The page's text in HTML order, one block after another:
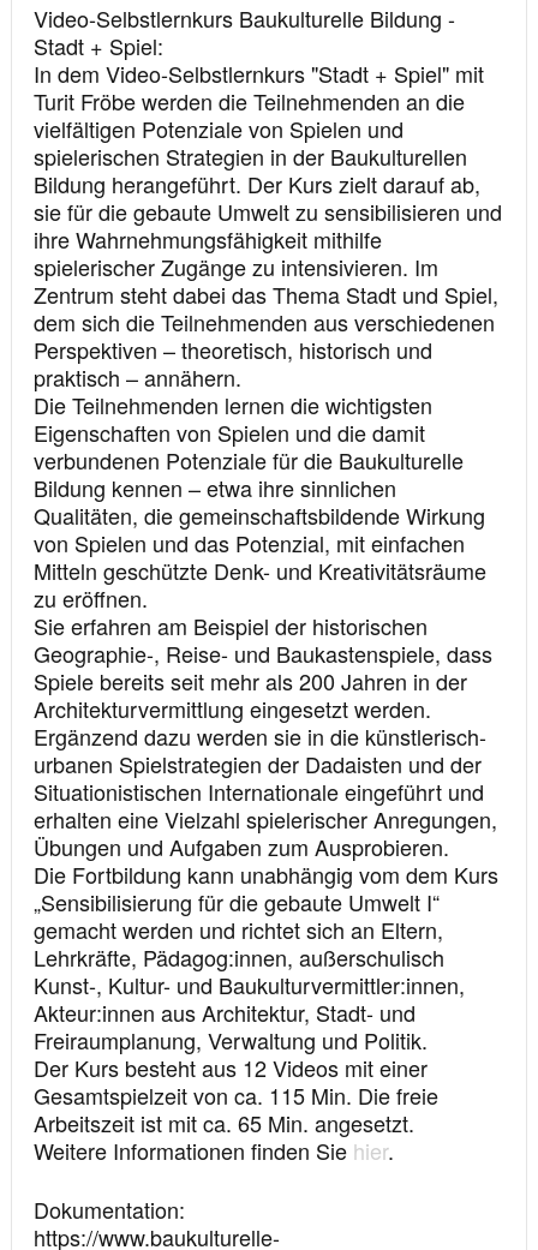
Video-Selbstlernkurs Baukulturelle Bildung -
Stadt + Spiel
In dem Video-Selbstlernkurs "Stadt + Spiel" mit
Turit Fröbe werden die Teilnehmenden an die
vielfältigen Potenziale von Spielen und
spielerischen Strategien in der Baukulturellen
Bildung herangeführt. Der Kurs zielt darauf ab,
sie für die gebaute Umwelt zu sensibilisieren und
ihre Wahrnehmungsfähigkeit mithilfe
spielerischer Zugänge zu intensivieren. Im
Zentrum steht dabei das Thema Stadt und Spiel,
dem sich die Teilnehmenden aus verschiedenen
Perspektiven – theoretisch, historisch und
praktisch – annähern.
Die Teilnehmenden lernen die wichtigsten
Eigenschaften von Spielen und die damit
verbundenen Potenziale für die Baukulturelle
Bildung kennen – etwa ihre sinnlichen
Qualitäten, die gemeinschaftsbildende Wirkung
von Spielen und das Potenzial, mit einfachen
Mitteln geschützte Denk- und Kreativitätsräume
zu eröffnen.
Sie erfahren am Beispiel der historischen
Geographie-, Reise- und Baukastenspiele, dass
Spiele bereits seit mehr als 200 Jahren in der
Architekturvermittlung eingesetzt werden.
Ergänzend dazu werden sie in die künstlerisch-
urbanen Spielstrategien der Dadaisten und der
Situationistischen Internationale eingeführt und
erhalten eine Vielzahl spielerischer Anregungen,
Übungen und Aufgaben zum Ausprobieren.
Die Fortbildung kann unabhängig vom dem Kurs
„Sensibilisierung für die gebaute Umwelt I“
gemacht werden und richtet sich an Eltern,
Lehrkräfte, Pädagog:innen, außerschulisch
Kunst-, Kultur- und Baukulturvermittler:innen,
Akteur:innen aus Architektur, Stadt- und
Freiraumplanung, Verwaltung und Politik.
Der Kurs besteht aus 12 Videos mit einer
Gesamtspielzeit von ca. 115 Min. Die freie
Arbeitszeit ist mit ca. 65 Min. angesetzt.
Weitere Informationen finden Sie hier.
Dokumentation
https://www.baukulturelle-